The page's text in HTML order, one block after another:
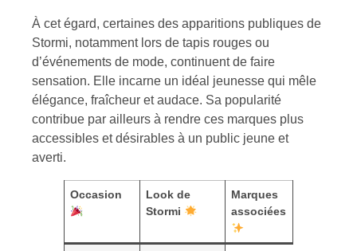
À cet égard, certaines des apparitions publiques de
Stormi, notamment lors de tapis rouges ou
d’événements de mode, continuent de faire
sensation. Elle incarne un idéal jeunesse qui mêle
élégance, fraîcheur et audace. Sa popularité
contribue par ailleurs à rendre ces marques plus
accessibles et désirables à un public jeune et
averti.
Occasion
Look de
Stormi
Marques
associées